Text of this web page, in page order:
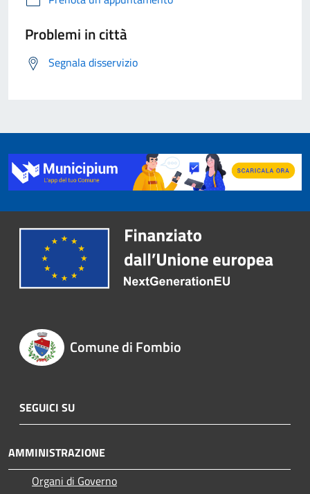
Problemi in città
Segnala disservizio
Comune di Fombio
SEGUICI SU
AMMINISTRAZIONE
Organi di Governo